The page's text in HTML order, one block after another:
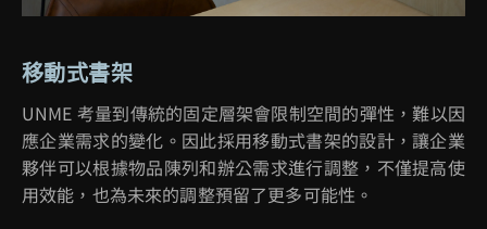
移動式書架
UNME 考量到傳統的固定層架會限制空間的彈性，難以因
應企業需求的變化。因此採用移動式書架的設計，讓企業
夥伴可以根據物品陳列和辦公需求進行調整，不僅提高使
用效能，也為未來的調整預留了更多可能性。